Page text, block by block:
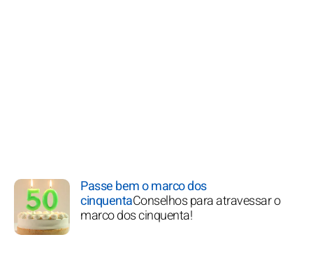
Passe bem o marco dos
cinquentaConselhos para atravessar o
marco dos cinquenta!